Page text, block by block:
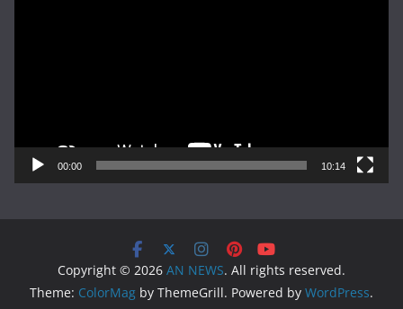
00:00 10:14
Copyright © 2026 AN NEWS. All rights reserved.
Theme: ColorMag by ThemeGrill. Powered by WordPress.